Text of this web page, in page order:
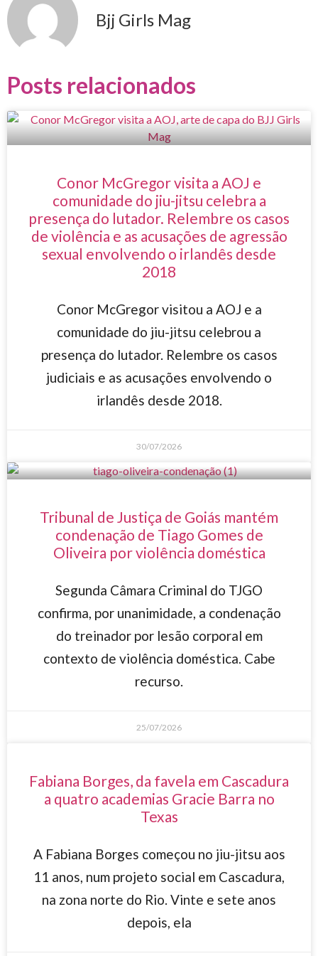
Bjj Girls Mag
Posts relacionados
Conor McGregor visita a AOJ e
comunidade do jiu-jitsu celebra a
presença do lutador. Relembre os casos
de violência e as acusações de agressão
sexual envolvendo o irlandês desde
2018
Conor McGregor visitou a AOJ e a
comunidade do jiu-jitsu celebrou a
presença do lutador. Relembre os casos
judiciais e as acusações envolvendo o
irlandês desde 2018.
30/07/2026
Tribunal de Justiça de Goiás mantém
condenação de Tiago Gomes de
Oliveira por violência doméstica
Segunda Câmara Criminal do TJGO
confirma, por unanimidade, a condenação
do treinador por lesão corporal em
contexto de violência doméstica. Cabe
recurso.
25/07/2026
Fabiana Borges, da favela em Cascadura
a quatro academias Gracie Barra no
Texas
A Fabiana Borges começou no jiu-jitsu aos
11 anos, num projeto social em Cascadura,
na zona norte do Rio. Vinte e sete anos
depois, ela